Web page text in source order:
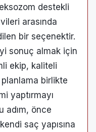
destekli
arasında
bir seçenektir.
sonuç almak için
ekip, kaliteli
birlikte
yaptırmayı
adım, önce
saç yapısına